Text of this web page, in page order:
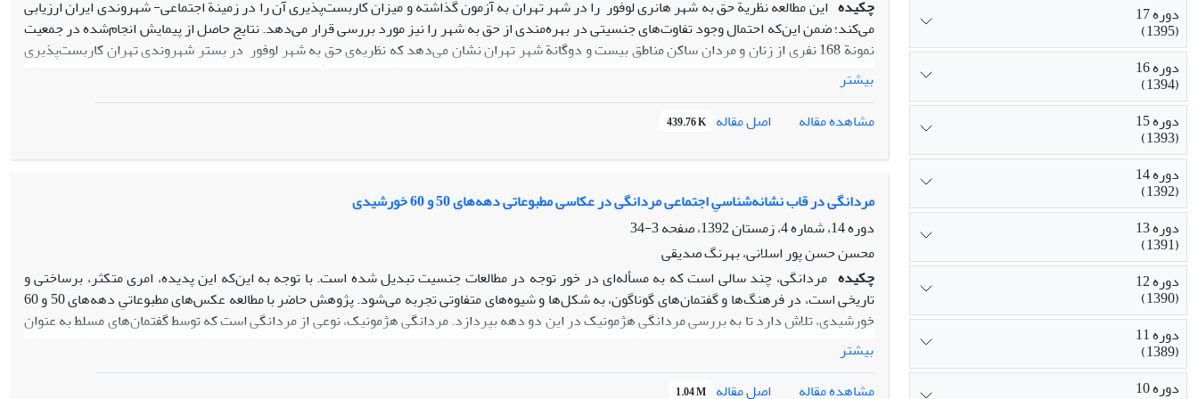
چکیده این مطالعه نظریة حق به شهر هانری لوفور را در شهر تهران به آزمون گذاشته و میزان کاربست‌پذیری آن را در زمینة اجتماعی- شهروندی ایران ارزیابی
می‌کند؛ ضمن این‌که احتمال وجود تفاوت‌های جنسیتی در بهره‌مندی از حق به شهر را نیز مورد بررسی قرار می‌دهد. نتایج حاصل از پیمایش انجام‌شده در جمعیت
نمونة 168 نفری از زنان و مردان ساکن مناطق بیست و دوگانة شهر تهران نشان می‌دهد که نظریه‌ی حق به شهر لوفور در بستر شهروندی تهران کاربست‌پذیری
دارد. نتایج رگرسیون چندمتغیره نشان داد که مفهوم تولید فضا که در نظریة لوفور نقش کلیدی دارد، تأثیر معناداری بر ادراک از حق به شهر در تهران ندارد که
این می‌تواند ناشی از تفاوت‌های زمینه‌ای در ادراک از مفهوم حق و یا تفاوت در معنای شهروندی در اجتماعات متفاوت باشد. نتیجة رگرسیون لجستیک نیز نشان
داد که تفاوت‌های جنسیتی در بهره‌مندی از حق به شهر وجود دارد. این مطالعه نشان می‌دهد که مشارکت زنان در شهر و اختصاص‌یابی فضای شهری به زنان کمتر
از مردان است و جنسیت در کنار طبقه، نقش کلیدی در اختصاص‌دهی فضاها به اقشار اجتماع بازی می‌کند.
بیشتر
مشاهده مقاله
اصل مقاله 439.76 K
مردانگی در قاب نشانه‌شناسیِ اجتماعی مردانگی در عکاسی مطبوعاتی دهه‌های 50 و 60 خورشیدی
دوره 14، شماره 4، زمستان 1392، صفحه
3-34
محسن حسن پور اسلانی، بهرنگ صدیقی
چکیده مردانگی، چند سالی است که به مسأله‌ای در خور توجه در مطالعات جنسیت تبدیل شده است. با توجه به این‌که این پدیده، امری متکثر، برساختی و
تاریخی است، در فرهنگ‌ها و گفتمان‌های گوناگون، به شکل‌ها و شیوه‌های متفاوتی تجربه می‌شود. پژوهش حاضر با مطالعه عکس‌های مطبوعاتیِ دهه‌های 50 و 60
خورشیدی، تلاش دارد تا به بررسی مردانگی هژمونیک در این دو دهه بپردازد. مردانگی هژمونیک، نوعی از مردانگی است که توسط گفتمان‌های مسلط به عنوان
مردانگی طبیعی و غیرتاریخی برساخته می‌شود و به تمام مردان نیرو وارد می‌کند تا نسبت خود را با آن تعریف کنند. یافته‌های این پژوهش که به روش
نشانه‌شناسی اجتماعی انجام شده است، نشان می‌دهد که در پیش از انقلاب با توجه به سلطه گفتمان مدرنیته، مردانگی شهری – دهاتی به عنوان مهمترین تقابل
بیشتر
مشاهده مقاله
اصل مقاله 1.04 M
دوره 17
(1395)
دوره 16
(1394)
دوره 15
(1393)
دوره 14
(1392)
دوره 13
(1391)
دوره 12
(1390)
دوره 11
(1389)
دوره 10